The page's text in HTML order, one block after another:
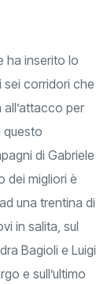
ha inserito lo
sei corridori che
all’attacco per
questo
di Gabriele
dei migliori è
una trentina di
in salita, sul
Bagioli e Luigi
e sull’ultimo